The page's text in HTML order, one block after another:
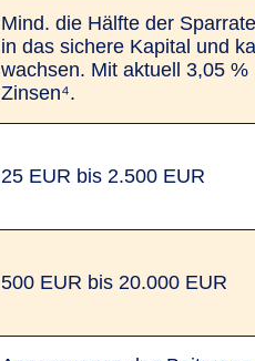
Mind. die Hälfte der
in das sichere Kapital und
wachsen. Mit aktuell 3,05 %
Zinsen⁴.
25 EUR bis 2.500 EUR
500 EUR bis 20.000 EUR